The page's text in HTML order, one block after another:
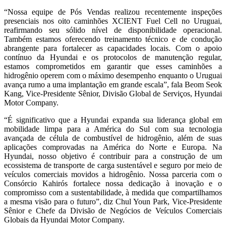
“Nossa equipe de Pós Vendas realizou recentemente inspeções
presenciais nos oito caminhões XCIENT Fuel Cell no Uruguai,
reafirmando seu sólido nível de disponibilidade operacional.
Também estamos oferecendo treinamento técnico e de condução
abrangente para fortalecer as capacidades locais. Com o apoio
contínuo da Hyundai e os protocolos de manutenção regular,
estamos comprometidos em garantir que esses caminhões a
hidrogênio operem com o máximo desempenho enquanto o Uruguai
avança rumo a uma implantação em grande escala”, fala Beom Seok
Kang, Vice-Presidente Sênior, Divisão Global de Serviços, Hyundai
Motor Company.
“É significativo que a Hyundai expanda sua liderança global em
mobilidade limpa para a América do Sul com sua tecnologia
avançada de célula de combustível de hidrogênio, além de suas
aplicações comprovadas na América do Norte e Europa. Na
Hyundai, nosso objetivo é contribuir para a construção de um
ecossistema de transporte de carga sustentável e seguro por meio de
veículos comerciais movidos a hidrogênio. Nossa parceria com o
Consórcio Kahirós fortalece nossa dedicação à inovação e o
compromisso com a sustentabilidade, à medida que compartilhamos
a mesma visão para o futuro”, diz Chul Youn Park, Vice-Presidente
Sênior e Chefe da Divisão de Negócios de Veículos Comerciais
Globais da Hyundai Motor Company.